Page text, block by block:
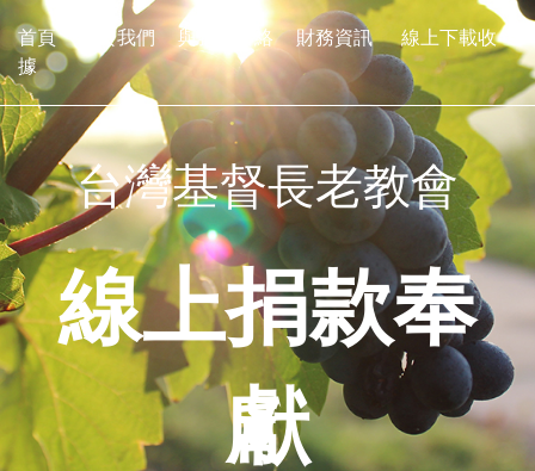
首頁 關於我們 與我們聯絡 財務資訊
線上下載收
據
台灣基督長老教會
線上捐款奉
獻